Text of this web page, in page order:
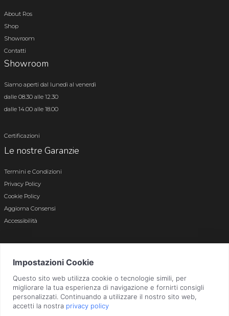
About Ros
Shop
Showroom
Contatti
Showroom
Siamo aperti dal lunedì al venerdì
dalle 08.30 alle 12.30
dalle 14.00 alle 18.00
Certificazioni
Le nostre Garanzie
Termini e Condizioni
Privacy Policy
Cookie Policy
Aggiorna Consensi
Accessibilità
Bergamo n. 01496180165 · Capitale Sociale i.v. € 800.000,00